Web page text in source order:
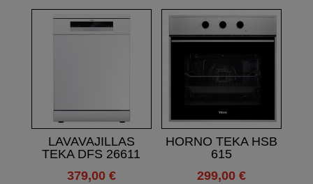
LAVAVAJILLAS
TEKA DFS 26611
379,00 €
HORNO TEKA HSB
615
299,00€